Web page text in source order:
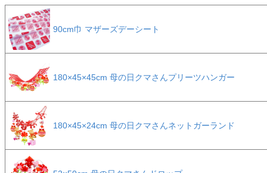
90cm巾 マザーズデーシート
180×45×45cm 母の日クマさんプリーツハンガー
180×45×24cm 母の日クマさんネットガーランド